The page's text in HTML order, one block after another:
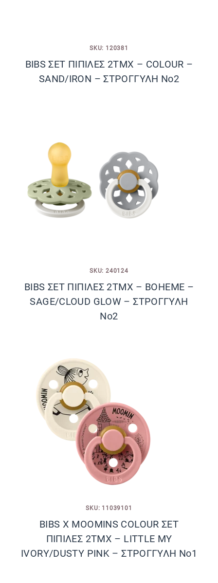
SKU: 120381
BIBS ΣΕΤ ΠΙΠΙΛΕΣ 2ΤΜΧ – COLOUR –
SAND/IRON – ΣΤΡΟΓΓΥΛΗ No2
SKU: 240124
BIBS ΣΕΤ ΠΙΠΙΛΕΣ 2ΤΜΧ – BOHEME –
SAGE/CLOUD GLOW – ΣΤΡΟΓΓΥΛΗ
No2
SKU: 11039101
BIBS X MOOMINS COLOUR ΣΕΤ
ΠΙΠΙΛΕΣ 2ΤΜΧ – LITTLE MY
IVORY/DUSTY PINK – ΣΤΡΟΓΓΥΛΗ No1